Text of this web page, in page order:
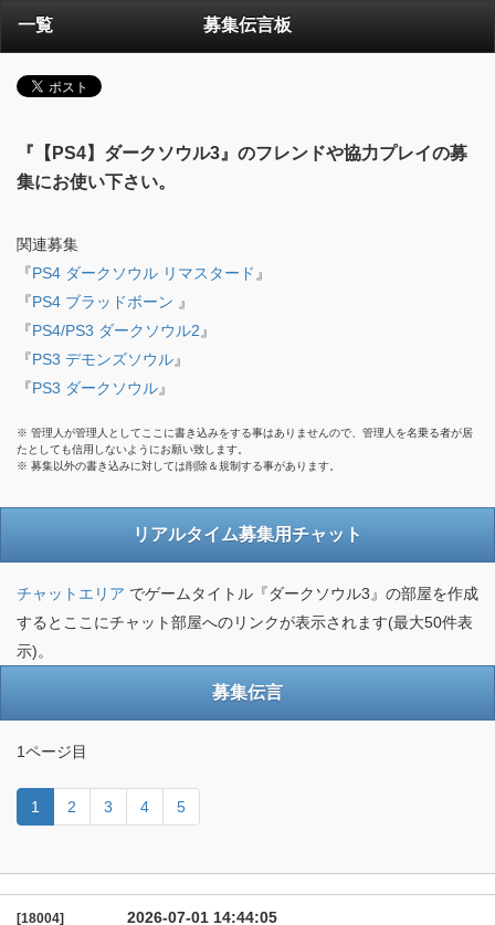
一覧 募集伝言板
『【PS4】ダークソウル3』のフレンドや協力プレイの募
集にお使い下さい。
関連募集
『PS4 ダークソウル リマスタード 』
『PS4 ブラッドボーン 』
『PS4/PS3 ダークソウル2 』
『PS3 デモンズソウル』
『PS3 ダークソウル』
※ 管理人が管理人としてここに書き込みをする事はありませんので、管理人を名乗る者が居
たとしても信用しないようにお願い致します。
※ 募集以外の書き込みに対しては削除＆規制する事があります。
リアルタイム募集用チャット
チャットエリア でゲームタイトル『ダークソウル3』の部屋を作成
するとここにチャット部屋へのリンクが表示されます(最大50件表
示)。
募集伝言
1ページ目
1 2 3 4 5
[18004]
2026-07-01 14:44:05